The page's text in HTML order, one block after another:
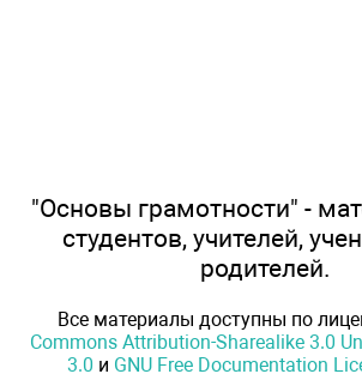
"Основы грамотности" -
студентов, учителей,
родителей.
Все материалы доступны по
Commons Attribution-Sharealike 3.0
3.0 и GNU Free Documentation